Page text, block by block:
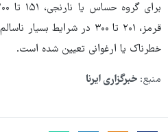
خطرناک یا ارغوانی تعیین شده است.
منبع: خبرگزاری ایرنا